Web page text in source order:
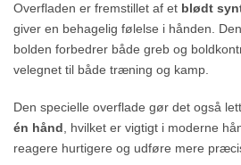
Overfladen er fremstillet af et blødt
giver en behagelig følelse i hånden.
bolden forbedrer både greb og
velegnet til både træning og kamp.
Den specielle overflade gør det også
én hånd , hvilket er vigtigt i moderne
reagere hurtigere og udføre mere